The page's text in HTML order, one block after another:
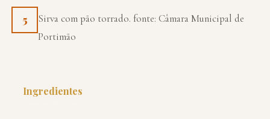
5
Sirva com pão torrado. fonte: Câmara Municipal de
Portimão
Ingredientes